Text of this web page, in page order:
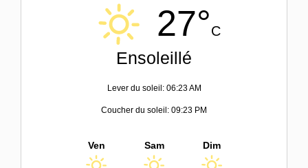
27°C
Ensoleillé
Lever du soleil: 06:23 AM
Coucher du soleil: 09:23 PM
Ven Sam Dim